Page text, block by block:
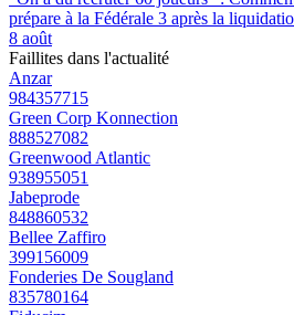
prépare à la Fédérale 3 après la
8 août
Faillites dans l'actualité
Anzar
984357715
Green Corp Konnection
888527082
Greenwood Atlantic
938955051
Jabeprode
848860532
Bellee Zaffiro
399156009
Fonderies De Sougland
835780164